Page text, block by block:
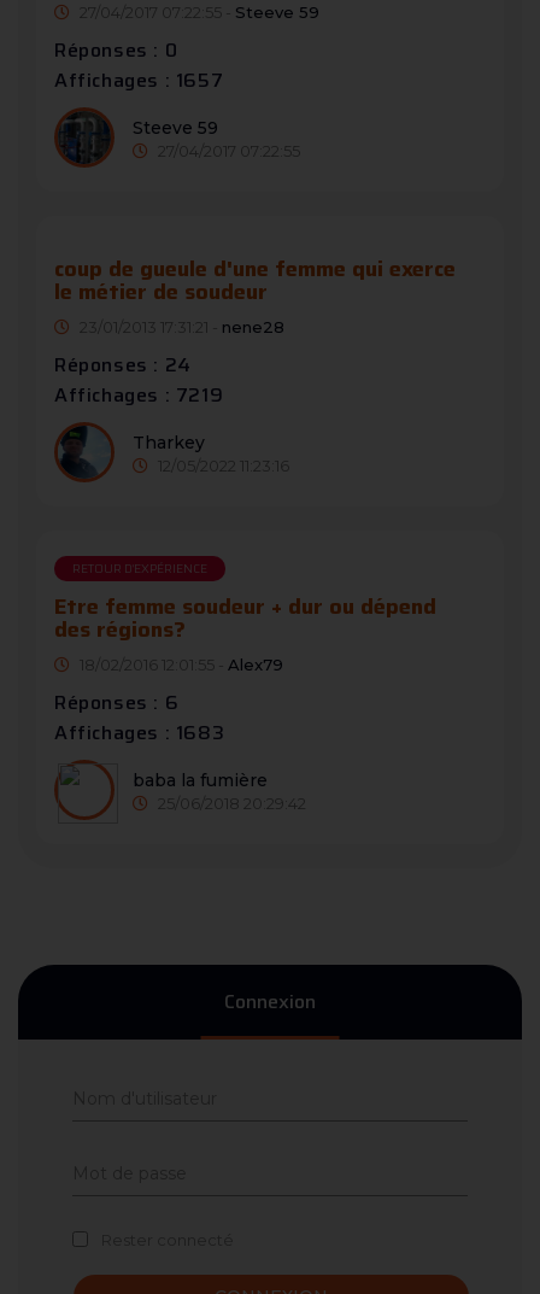
27/04/2017 07:22:55 - Steeve 59
Réponses : 0
Affichages : 1657
Steeve 59
27/04/2017 07:22:55
coup de gueule d'une femme qui exerce
le métier de soudeur
23/01/2013 17:31:21 - nene28
Réponses : 24
Affichages : 7219
Tharkey
12/05/2022 11:23:16
RETOUR D'EXPÉRIENCE
Etre femme soudeur + dur ou dépend
des régions?
18/02/2016 12:01:55 - Alex79
Réponses : 6
Affichages : 1683
baba la fumière
25/06/2018 20:29:42
Connexion